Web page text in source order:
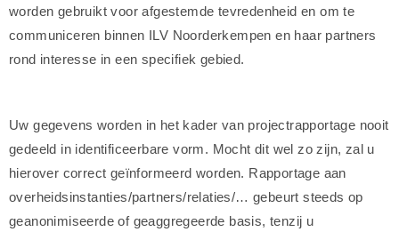
worden gebruikt voor afgestemde tevredenheid en om te
communiceren binnen ILV Noorderkempen en haar partners
rond interesse in een specifiek gebied.
Uw gegevens worden in het kader van projectrapportage nooit
gedeeld in identificeerbare vorm. Mocht dit wel zo zijn, zal u
hierover correct geïnformeerd worden. Rapportage aan
overheidsinstanties/partners/relaties/… gebeurt steeds op
geanonimiseerde of geaggregeerde basis, tenzij u